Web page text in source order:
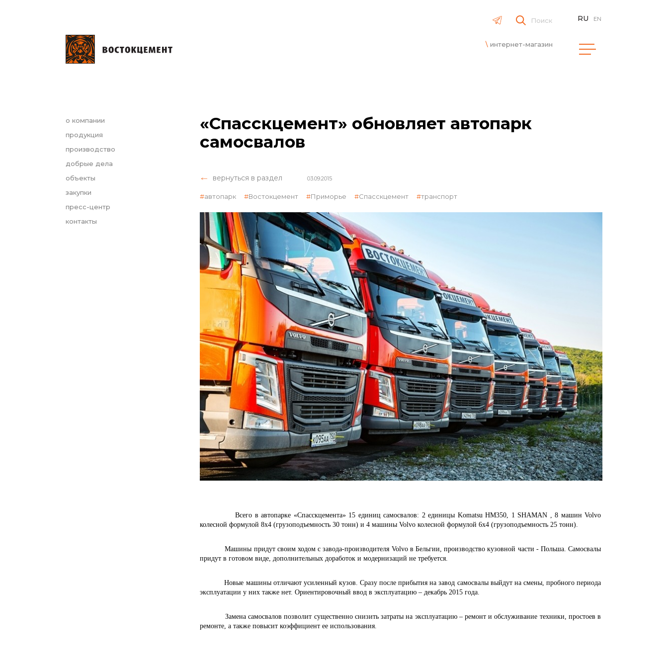
Поиск
интернет-магазин
RU EN
о компании
продукция
производство
добрые дела
объекты
закупки
пресс-центр
контакты
«Спасскцемент» обновляет автопарк
самосвалов
вернуться в раздел 03.09.2015
автопарк Востокцемент Приморье Спасскцемент транспорт
Всего в автопарке «Спасскцемента» 15 единиц самосвалов: 2 единицы Komatsu HM350, 1 SHAMAN , 8 машинVolvo
колесной формулой 8x4 (грузоподъемность 30 тонн) и 4 машины Volvo колесной формулой 6x4 (грузоподъемность 25 тонн).
Машины придут своим ходом с завода-производителя Volvo в Бельгии, производствокузовной части - Польша. Самосвалы
придут в готовом виде, дополнительных доработок и модернизаций не требуется.
Новые машины отличают усиленный кузов. Сразу после прибытия на завод самосвалы выйдут на смены, пробного периода
эксплуатации у них также нет. Ориентировочный ввод в эксплуатацию – декабрь 2015 года.
Замена самосвалов позволит существенно снизить затраты на эксплуатацию – ремонт и обслуживание техники, простоев в
ремонте, а также повысит коэффициент ее использования.